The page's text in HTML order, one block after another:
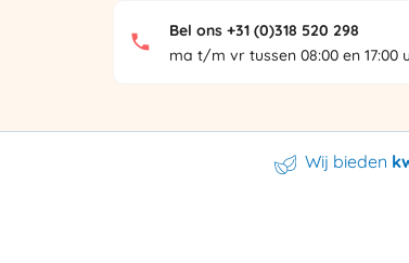
Bel ons +31 (0)318 520 298
ma t/m vr tussen 08:00 en 17:00
Wij bieden